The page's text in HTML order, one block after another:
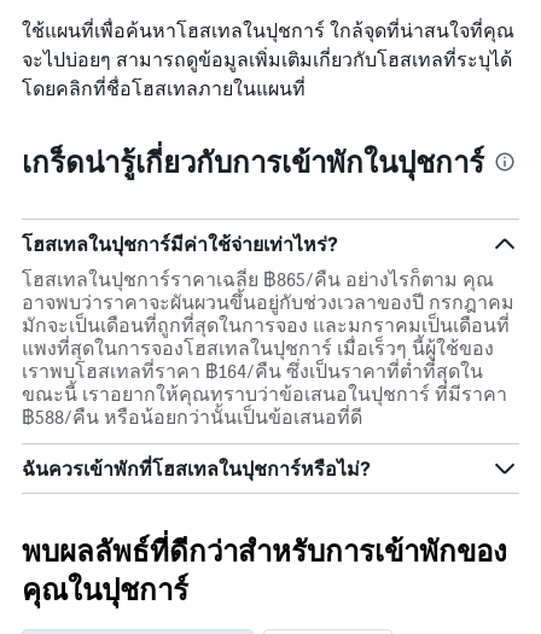
ใช้แผนที่เพื่อค้นหาโฮสเทลในปุชการ์ ใกล้จุดที่น่าสนใจที่คุณ
จะไปบ่อยๆ สามารถดูข้อมูลเพิ่มเติมเกี่ยวกับโฮสเทลที่ระบุได้
โดยคลิกที่ชื่อโฮสเทลภายในแผนที่
เกร็ดน่ารู้เกี่ยวกับการเข้าพักในปุชการ์
โฮสเทลในปุชการ์มีค่าใช้จ่ายเท่าไหร่?
โฮสเทลในปุชการ์ราคาเฉลี่ย ฿865/คืน อย่างไรก็ตาม คุณ
อาจพบว่าราคาจะผันผวนขึ้นอยู่กับช่วงเวลาของปี กรกฎาคม
มักจะเป็นเดือนที่ถูกที่สุดในการจอง และมกราคมเป็นเดือนที่
แพงที่สุดในการจองโฮสเทลในปุชการ์ เมื่อเร็วๆ นี้ผู้ใช้ของ
เราพบโฮสเทลที่ราคา ฿164/คืน ซึ่งเป็นราคาที่ต่ำที่สุดใน
ขณะนี้ เราอยากให้คุณทราบว่าข้อเสนอในปุชการ์ ที่มีราคา
฿588/คืน หรือน้อยกว่านั้นเป็นข้อเสนอที่ดี
ฉันควรเข้าพักที่โฮสเทลในปุชการ์หรือไม่?
พบผลลัพธ์ที่ดีกว่าสำหรับการเข้าพักของ
คุณในปุชการ์